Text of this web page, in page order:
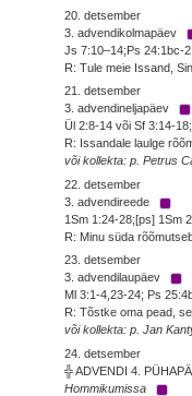
20. detsember
3. advendikolmapäev
Js 7:10–14;Ps 24:1bc-
R: Tule meie Issand,
21. detsember
3. advendineljapäev
Ül 2:8-14 või Sf 3:14-
R: Issandale laulge
või kollekta: p. Petrus
22. detsember
3. advendireede
1Sm 1:24-28;[ps] 1Sm
R: Minu süda
23. detsember
3. advendilaupäev
Ml 3:1-4,23-24; Ps
R: Tõstke oma pead,
või kollekta: p. Jan
24. detsember
╬ ADVENDI 4.
Hommikumissa